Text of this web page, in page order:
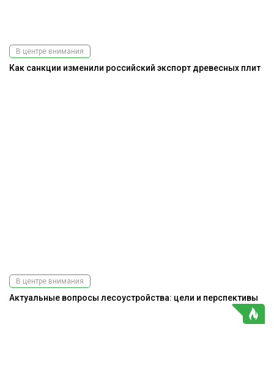
В центре внимания
Как санкции изменили российский экспорт древесных плит
В центре внимания
Актуальные вопросы лесоустройства: цели и перспективы